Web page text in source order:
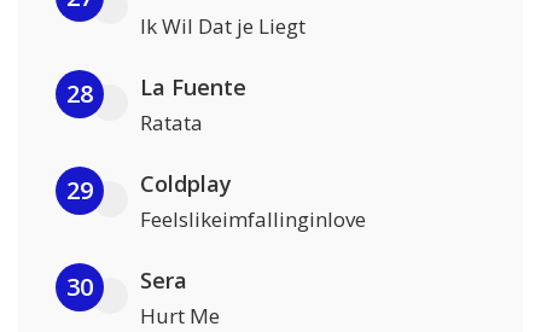
Ik Wil Dat je Liegt
28 La Fuente
Ratata
29 Coldplay
Feelslikeimfallinginlove
30 Sera
Hurt Me